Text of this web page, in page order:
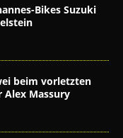
Bikes Suzuki
beim vorletzten
Alex Massury